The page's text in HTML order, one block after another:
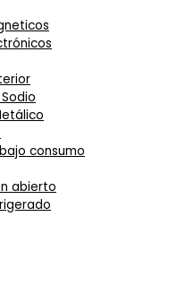
consumo
abierto